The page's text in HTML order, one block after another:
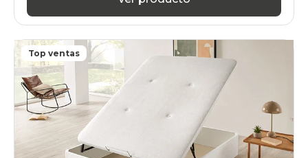
apertura-
black-
days
abatibles
150x190cm
apertura-
Top ventas